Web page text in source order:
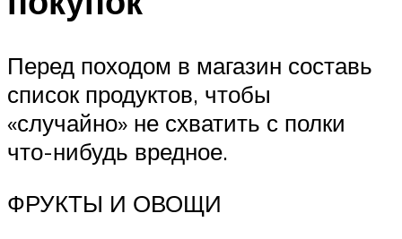
Перед походом в магазин составь
список продуктов, чтобы
«случайно» не схватить с полки
что-нибудь вредное.
ФРУКТЫ И ОВОЩИ